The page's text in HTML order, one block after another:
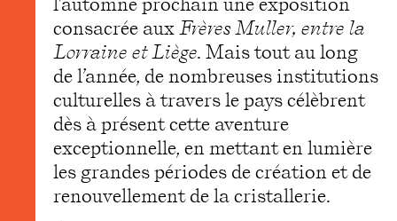
consacrée aux Frères Muller, entre la
Lorraine et Liège. Mais tout au long
de l’année, de nombreuses institutions
culturelles à travers le pays célèbrent
dès à présent cette aventure
exceptionnelle, en mettant en lumière
les grandes périodes de création et de
renouvellement de la cristallerie.